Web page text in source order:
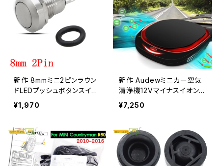
新作 8mmミニ2ピンラウン
ドLEDプッシュボタンスイッ
チリセットモーメンタリ0.5A
/ 250V AC IP65 Alidubu
¥1,970
新作 Audewミニカー空気
清浄機12Vマイナスイオンエ
アクリーナーイオナイザー
芳香剤自動酸素ミストメー
オナイザー Alidubuy_Trad
ing29405573530
¥7,250